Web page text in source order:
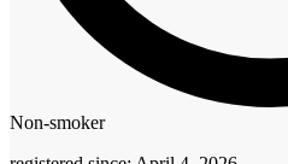
Non-smoker